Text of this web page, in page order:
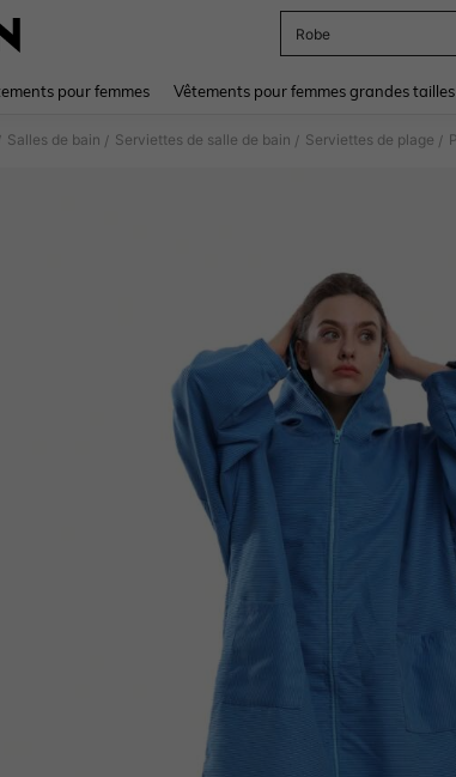
Robe
pour femmes Vêtements pour femmes grandes tailles
Salles de bain / Serviettes de salle de bain / Serviettes de plage /